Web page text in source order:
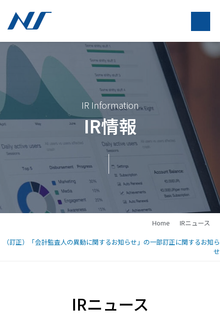
IR Information
IR情報
Home IRニュース
（訂正）「会計監査人の異動に関するお知らせ」の一部訂正に関するお知ら
せ
IRニュース